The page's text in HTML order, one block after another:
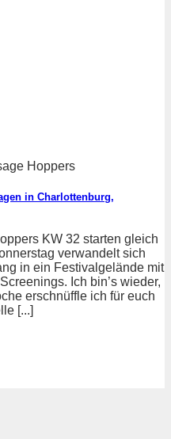
Hoppers
in Charlottenburg,
KW 32 starten gleich
verwandelt sich
in ein Festivalgelände mit
Ich bin’s wieder,
erschnüffle ich für euch
[...]